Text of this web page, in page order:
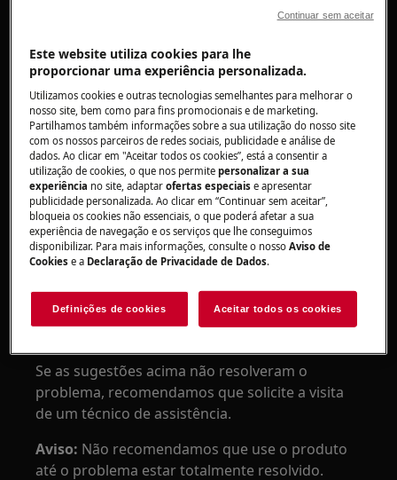
A porta da máquina de lavar loiça fecha-se
- o aparelho não pode ser carregado
Aplica-se a:
Máquinas de lavar loiça encastráveis
Resolução:
1. É necessário instalar o painel exterior da
porta para as dobradiças funcionarem
corretamente.
Para mais informação, consulte o manual de
2. Contacte um centro de assistência
Se as sugestões acima não resolveram o
problema, recomendamos que solicite a visita
de um técnico de assistência.
Aviso: Não recomendamos que use o produto
até o problema estar totalmente resolvido.
Este website utiliza cookies para lhe
proporcionar uma experiência personalizada.
Utilizamos cookies e outras tecnologias semelhantes para melhorar o
nosso site, bem como para fins promocionais e de marketing.
Partilhamos também informações sobre a sua utilização do nosso site
com os nossos parceiros de redes sociais, publicidade e análise de
dados. Ao clicar em "Aceitar todos os cookies”, está a consentir a
utilização de cookies, o que nos permitepersonalizar a sua
experiência no site, adaptarofertas especiaise apresentar
publicidade personalizada. Ao clicar em “Continuar sem aceitar”,
bloqueia os cookies não essenciais, o que poderá afetar a sua
experiência de navegação e os serviços que lhe conseguimos
disponibilizar. Para mais informações, consulte o nossoAviso de
Cookies e a Declaração de Privacidade de Dados.
Definições de cookies Aceitar todos os cookies
Continuar sem aceitar